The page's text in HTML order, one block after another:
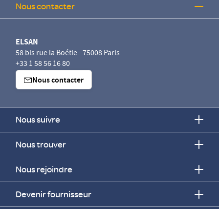
Nous contacter
ELSAN
58 bis rue la Boétie - 75008 Paris
+33 1 58 56 16 80
Nous contacter
Nous suivre
Nous trouver
Nous rejoindre
Devenir fournisseur